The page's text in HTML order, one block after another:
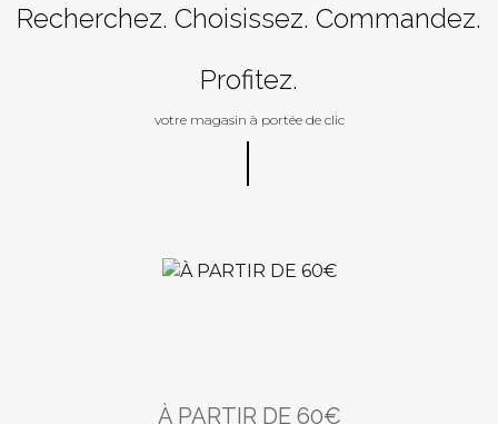
Recherchez. Choisissez. Commandez.
Profitez.
votre magasin à portée de clic
À PARTIR DE 60€